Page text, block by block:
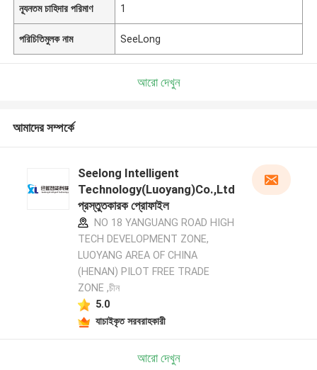
ন্যূনতম চাহিদার পরিমাণ 1
পরিচিতিমুলক নাম SeeLong
আরো দেখুন
আমাদের সম্পর্কে
Seelong Intelligent
Technology(Luoyang)Co.,Ltd
প্রস্তুতকারক প্রোফাইল
NO 18 YANGUANG ROAD HIGH
TECH DEVELOPMENT ZONE,
LUOYANG AREA OF CHINA
(HENAN) PILOT FREE TRADE
ZONE ,চীন
5.0
যাচাইকৃত সরবরাহকারী
আরো দেখুন